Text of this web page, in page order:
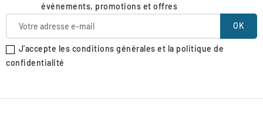
événements, promotions et offres
J'accepte les conditions générales et la politique de
confidentialité